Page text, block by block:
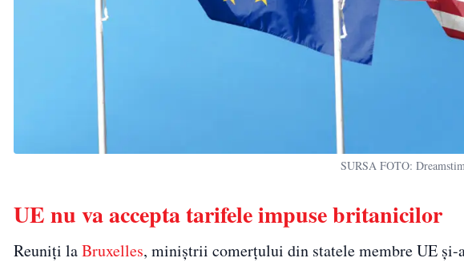
SURSA FOTO:
UE nu va accepta tarifele impuse britanicilor
Reuniți laBruxelles, miniștrii comerțului din statele membre UE